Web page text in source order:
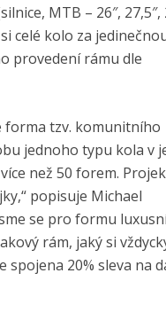
MTB – 26″, 27,5″,
celé kolo za
provedení rámu dle
forma tzv. komunitního
jednoho typu kola v
než 50 forem.
popisuje Michael
se pro formu
rám, jaký si
20% sleva na